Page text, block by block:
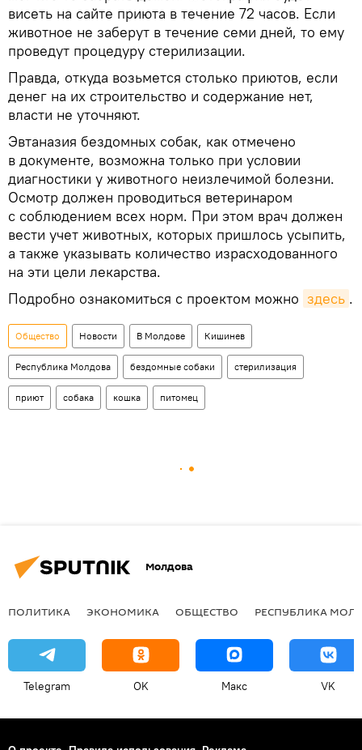
висеть на сайте приюта в течение 72 часов. Если
животное не заберут в течение семи дней, то ему
проведут процедуру стерилизации.
Правда, откуда возьмется столько приютов, если
денег на их строительство и содержание нет,
власти не уточняют.
Эвтаназия бездомных собак, как отмечено
в документе, возможна только при условии
диагностики у животного неизлечимой болезни.
Осмотр должен проводиться ветеринаром
с соблюдением всех норм. При этом врач должен
вести учет животных, которых пришлось усыпить,
а также указывать количество израсходованного
на эти цели лекарства.
Подробно ознакомиться с проектом можно здесь .
Общество Новости В Молдове Кишинев
Республика Молдова бездомные собаки стерилизация
приют собака кошка питомец
Молдова
ПОЛИТИКА ЭКОНОМИКА ОБЩЕСТВО РЕСПУБЛИКА
Telegram OK Макс VK